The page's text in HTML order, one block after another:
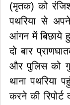
(मृतक) को
पथरिया से
आंगन में बिछाये
दो बार
और पुलिस को
थाना पथरिया
करने की रिपोर्ट